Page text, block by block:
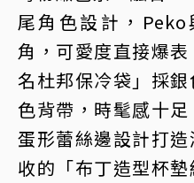
尾角色設計，
角，可愛度直接爆
名杜邦保冷袋」採
色背帶，時髦感十
蛋形蕾絲邊設計打
收的「布丁造型杯